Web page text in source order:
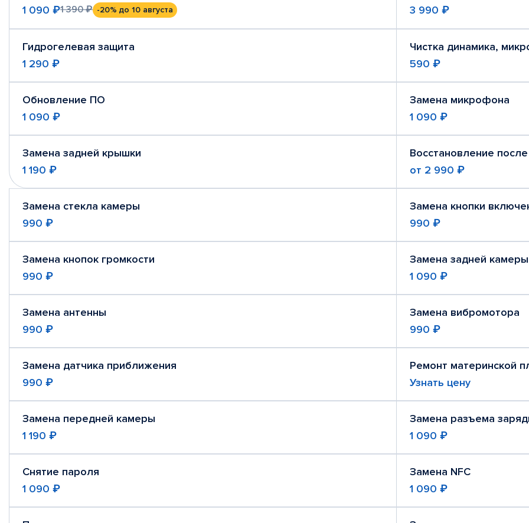
1 090 ₽1 390 ₽ -20% до 10 августа
3 990 ₽
Гидрогелевая защита
1 290 ₽
Чистка динамика,
590 ₽
Обновление ПО
1 090 ₽
Замена микрофона
1 090 ₽
Замена задней крышки
1 190 ₽
Восстановление
от 2 990 ₽
Замена стекла камеры
990 ₽
Замена кнопки
990 ₽
Замена кнопок громкости
990 ₽
Замена задней камеры
1 090 ₽
Замена антенны
990 ₽
Замена вибромотора
990 ₽
Замена датчика приближения
990 ₽
Ремонт материнской
Узнать цену
Замена передней камеры
1 190 ₽
Замена разъема
1 090 ₽
Снятие пароля
1 090 ₽
Замена NFC
1 090 ₽